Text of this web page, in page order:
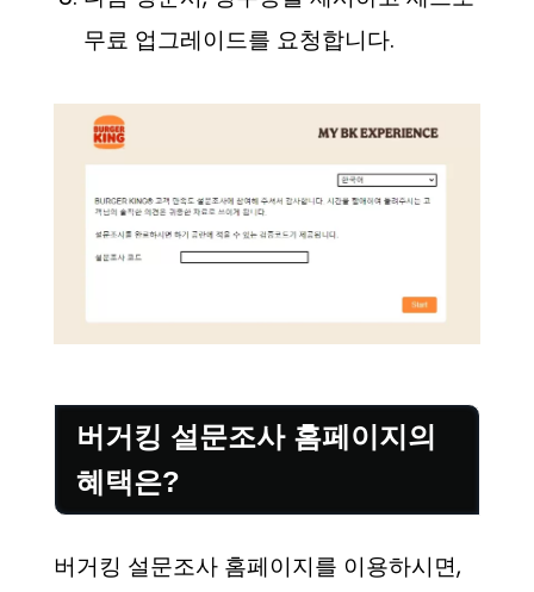
무료 업그레이드를 요청합니다.
버거킹 설문조사 홈페이지의
혜택은?
버거킹 설문조사 홈페이지를 이용하시면,